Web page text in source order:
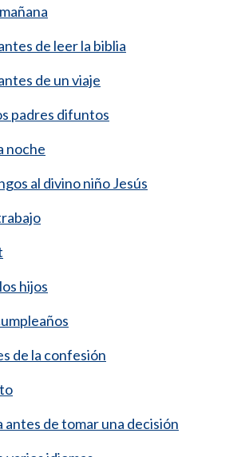
de leer la biblia
de un viaje
padres difuntos
noche
al divino niño Jesús
hijos
de la confesión
antes de tomar una decisión